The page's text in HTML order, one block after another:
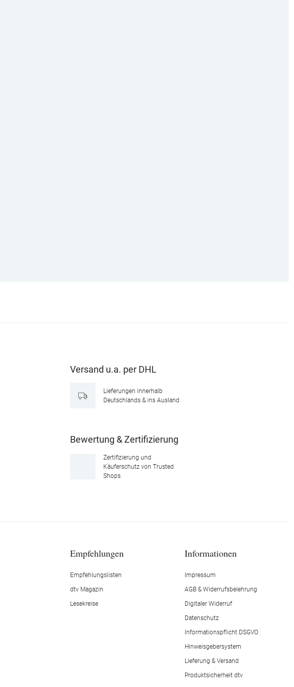
Versand u.a. per DHL
Lieferungen innerhalb
Deutschlands & ins Ausland
Bewertung & Zertifizierung
Zertifizierung und
Käuferschutz von Trusted
Shops
Empfehlungen
Empfehlungslisten
dtv Magazin
Lesekreise
Informationen
Impressum
AGB & Widerrufsbelehrung
Digitaler Widerruf
Datenschutz
Informationspflicht DSGVO
Hinweisgebersystem
Lieferung & Versand
Produktsicherheit dtv